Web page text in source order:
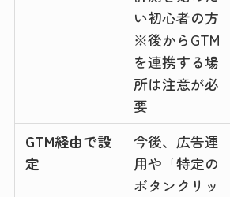
い初心者の方
※後からGTM
を連携する場
所は注意が必
要
GTM経由で設
定
今後、広告運
用や「特定の
ボタンクリッ